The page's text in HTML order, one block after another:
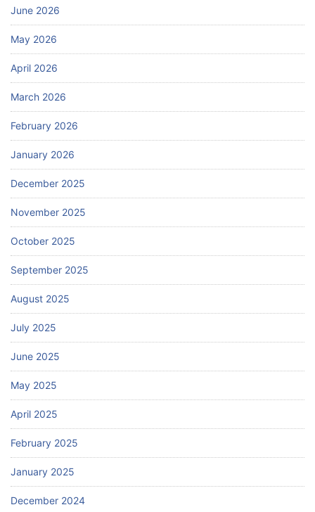
June 2026
May 2026
April 2026
March 2026
February 2026
January 2026
December 2025
November 2025
October 2025
September 2025
August 2025
July 2025
June 2025
May 2025
April 2025
February 2025
January 2025
December 2024